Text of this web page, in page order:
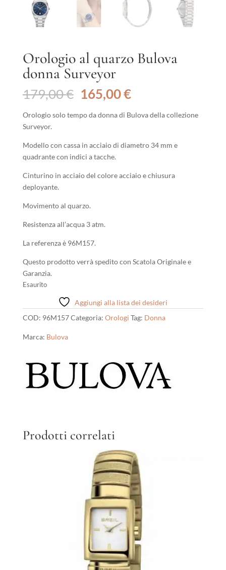
Orologio al quarzo Bulova
donna Surveyor
179,00€ Il
prezzo
originale
179,00 €.
165,00€Il
attuale
165,00 €.
Orologio solo tempo da donna di Bulova della collezione
Surveyor.
Modello con cassa in acciaio di diametro 34 mm e
quadrante con indici a tacche.
Cinturino in acciaio del colore acciaio e chiusura
deployante.
Movimento al quarzo.
Resistenza all’acqua 3 atm.
La referenza è 96M157.
Questo prodotto verrà spedito con Scatola Originale e
Garanzia.
Esaurito
Aggiungi alla lista dei desideri
COD: 96M157Categoria: Orologi Tag: Donna
Marca: Bulova
Prodotti correlati